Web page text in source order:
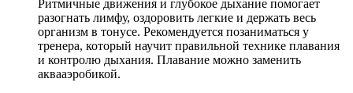
Ритмичные движения и глубокое дыхание помогает
разогнать лимфу, оздоровить легкие и держать весь
организм в тонусе. Рекомендуется позаниматься у
тренера, который научит правильной технике плавания
и контролю дыхания. Плавание можно заменить
аквааэробикой.